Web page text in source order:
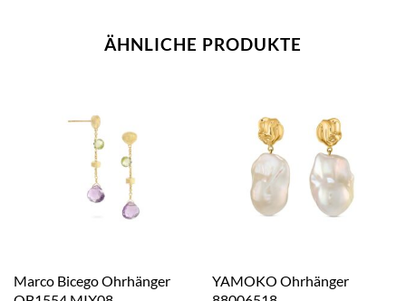
ÄHNLICHE PRODUKTE
Marco Bicego Ohrhänger
YAMOKO Ohrhänger